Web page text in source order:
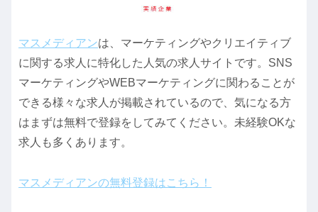
マスメディアンは、マーケティングやクリエイティブ
に関する求人に特化した人気の求人サイトです。SNS
マーケティングやWEBマーケティングに関わることが
できる様々な求人が掲載されているので、気になる方
はまずは無料で登録をしてみてください。未経験OKな
求人も多くあります。
マスメディアンの無料登録はこちら！